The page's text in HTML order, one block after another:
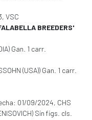
VSC
BREEDERS'
Gan. 1 carr.
(USA)) Gan. 1 carr.
01/09/2024, CHS
Sin figs. cls.